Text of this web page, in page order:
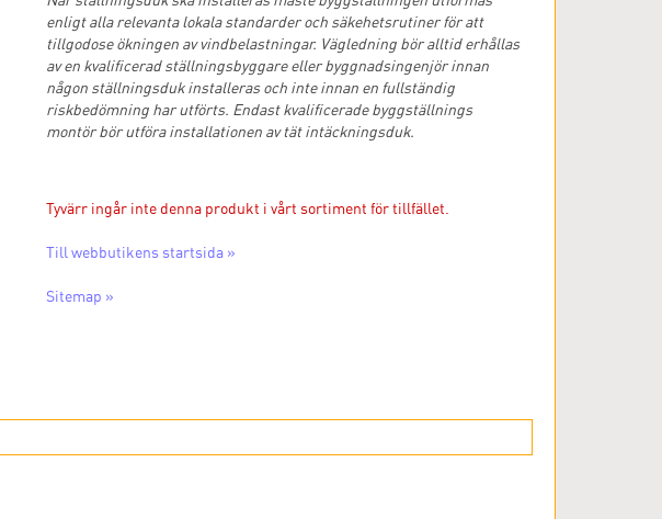
enligt alla relevanta lokala standarder och säkehetsrutiner för att
tillgodose ökningen av vindbelastningar. Vägledning bör alltid erhållas
av en kvalificerad ställningsbyggare eller byggnadsingenjör innan
någon ställningsduk installeras och inte innan en fullständig
riskbedömning har utförts. Endast kvalificerade byggställnings
montör bör utföra installationen av tät intäckningsduk.
Tyvärr ingår inte denna produkt i vårt sortiment för tillfället.
Till webbutikens startsida »
Sitemap »